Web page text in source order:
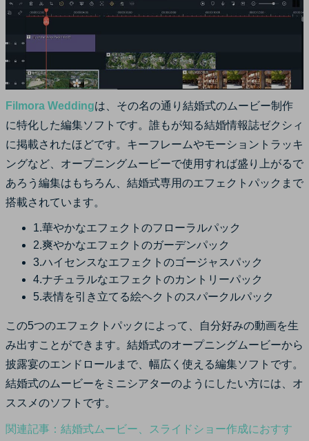
Filmora Weddingは、その名の通り結婚式のムービー制作
に特化した編集ソフトです。誰もが知る結婚情報誌ゼクシィ
に掲載されたほどです。キーフレームやモーショントラッキ
ングなど、オープニングムービーで使用すれば盛り上がるで
あろう編集はもちろん、結婚式専用のエフェクトパックまで
搭載されています。
1.華やかなエフェクトのフローラルパック
2.爽やかなエフェクトのガーデンパック
3.ハイセンスなエフェクトのゴージャスパック
4.ナチュラルなエフェクトのカントリーパック
5.表情を引き立てる絵ヘクトのスパークルパック
この5つのエフェクトパックによって、自分好みの動画を生
み出すことができます。結婚式のオープニングムービーから
披露宴のエンドロールまで、幅広く使える編集ソフトです。
結婚式のムービーをミニシアターのようにしたい方には、オ
ススメのソフトです。
関連記事：結婚式ムービー、スライドショー作成におすす